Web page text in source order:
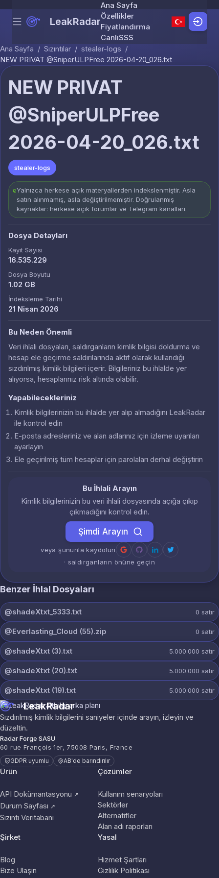
Skip to content
Menu LeakRadar
Ana Sayfa
Özellikler
Fiyatlandırma
CanlıSSS
Ana Sayfa / Sızıntılar / stealer-logs /
NEW PRIVAT @SniperULPFree 2026-04-20_026.txt
NEW PRIVAT
@SniperULPFree
2026-04-20_026.txt
stealer-logs
Yalnızca herkese açık materyallerden indekslenmiştir. Asla
satın alınmamış, asla değiştirilmemiştir. Doğrulanmış
kaynaklar: herkese açık forumlar ve Telegram kanalları.
Dosya Detayları
Kayıt Sayısı
16.535.229
Dosya Boyutu
1.02 GB
İndeksleme Tarihi
21 Nisan 2026
Bu Neden Önemli
Veri ihlali dosyaları, saldırganların kimlik bilgisi doldurma ve
hesap ele geçirme saldırılarında aktif olarak kullandığı
sızdırılmış kimlik bilgileri içerir. Bilgileriniz bu ihlalde yer
alıyorsa, hesaplarınız risk altında olabilir.
Yapabilecekleriniz
Kimlik bilgilerinizin bu ihlalde yer alıp almadığını LeakRadar
ile kontrol edin
E-posta adresleriniz ve alan adlarınız için izleme uyarıları
ayarlayın
Ele geçirilmiş tüm hesaplar için parolaları derhal değiştirin
Bu İhlali Arayın
Kimlik bilgilerinizin bu veri ihlali dosyasında açığa çıkıp
çıkmadığını kontrol edin.
Şimdi Arayın
veya şununla kaydolun
· saldırganların önüne geçin
Benzer İhlal Dosyaları
@shadeXtxt_5333.txt 0 satır
@Everlasting_Cloud (55).zip 0 satır
@shadeXtxt (3).txt 5.000.000 satır
@shadeXtxt (20).txt 5.000.000 satır
@shadeXtxt (19).txt 5.000.000 satır
LeakRadar
Sızdırılmış kimlik bilgilerini saniyeler içinde arayın, izleyin ve
düzeltin.
Radar Forge SASU
60 rue François 1er, 75008 Paris, France
GDPR uyumlu AB'de barındırılır
Ürün
API Dokümantasyonu ↗
Durum Sayfası ↗
Sızıntı Veritabanı
Çözümler
Kullanım senaryoları
Sektörler
Alternatifler
Alan adı raporları
Şirket
Blog
Bize Ulaşın
Yasal
Hizmet Şartları
Gizlilik Politikası